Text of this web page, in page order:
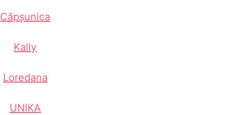
Căpșunica
Kally
Loredana
UNIKA